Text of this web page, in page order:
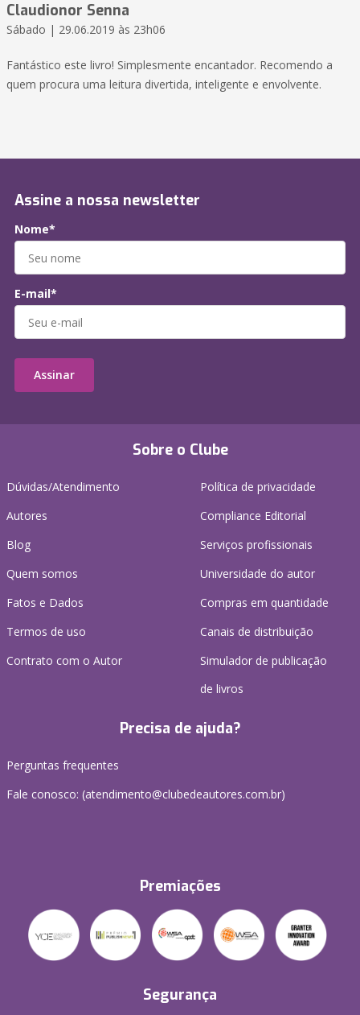
Claudionor Senna
Sábado | 29.06.2019 às 23h06
Fantástico este livro! Simplesmente encantador. Recomendo a
quem procura uma leitura divertida, inteligente e envolvente.
Sobre o Clube
Dúvidas/Atendimento
Autores
Blog
Quem somos
Fatos e Dados
Termos de uso
Contrato com o Autor
Política de privacidade
Compliance Editorial
Serviços profissionais
Universidade do autor
Compras em quantidade
Canais de distribuição
Simulador de publicação
de livros
Precisa de ajuda?
Perguntas frequentes
Fale conosco: (atendimento@clubedeautores.com.br)
Premiações
Segurança
Assine a nossa newsletter
Nome*
E-mail*
Assinar